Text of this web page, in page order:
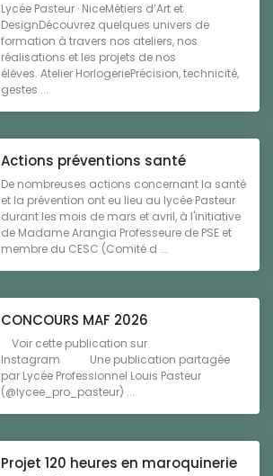
Lycée Pasteur · NiceMétiers d’Art et
DesignDécouvrez quelques univers de
formation à travers nos ateliers, nos
réalisations et les projets de nos
élèves. Atelier HorlogeriePrécision, technicité,
gestes ...
Actions préventions santé
De nombreuses actions concernant la santé
et la prévention ont eu lieu au lycée Pasteur
durant les mois de mars et avril, à l'initiative
de Madame Arangia Professeure de PSE et
membre du CESC (Comité d ...
CONCOURS MAF 2026
Voir cette publication sur
Instagram Une publication partagée
par Lycée Professionnel Louis Pasteur
(@lycee_pro_pasteur) ...
Projet 120 heures en maroquinerie